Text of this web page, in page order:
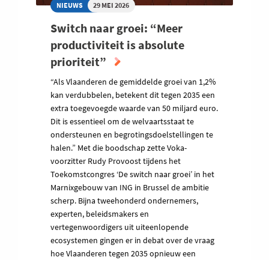
NIEUWS 29 MEI 2026
Switch naar groei: “Meer
productiviteit is absolute
prioriteit”
“Als Vlaanderen de gemiddelde groei van 1,2%
kan verdubbelen, betekent dit tegen 2035 een
extra toegevoegde waarde van 50 miljard euro.
Dit is essentieel om de welvaartsstaat te
ondersteunen en begrotingsdoelstellingen te
halen.” Met die boodschap zette Voka-
voorzitter Rudy Provoost tijdens het
Toekomstcongres ‘De switch naar groei’ in het
Marnixgebouw van ING in Brussel de ambitie
scherp. Bijna tweehonderd ondernemers,
experten, beleidsmakers en
vertegenwoordigers uit uiteenlopende
ecosystemen gingen er in debat over de vraag
hoe Vlaanderen tegen 2035 opnieuw een